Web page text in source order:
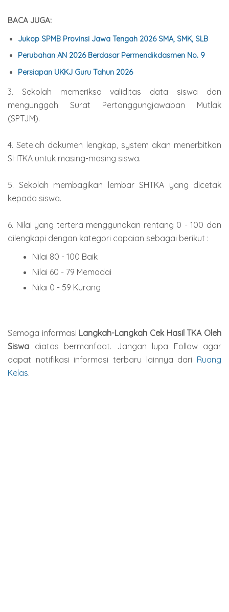
BACA JUGA:
Jukop SPMB Provinsi Jawa Tengah 2026 SMA, SMK, SLB
Perubahan AN 2026 Berdasar Permendikdasmen No. 9
Persiapan UKKJ Guru Tahun 2026
3. Sekolah memeriksa validitas data siswa dan
mengunggah Surat Pertanggungjawaban Mutlak
(SPTJM).
4. Setelah dokumen lengkap, system akan menerbitkan
SHTKA untuk masing-masing siswa.
5. Sekolah membagikan lembar SHTKA yang dicetak
kepada siswa.
6. Nilai yang tertera menggunakan rentang 0 - 100 dan
dilengkapi dengan kategori capaian sebagai berikut :
Nilai 80 - 100 Baik
Nilai 60 - 79 Memadai
Nilai 0 - 59 Kurang
Semoga informasi Langkah-Langkah Cek Hasil TKA Oleh
Siswa diatas bermanfaat. Jangan lupa Follow agar
dapat notifikasi informasi terbaru lainnya dari Ruang
Kelas.